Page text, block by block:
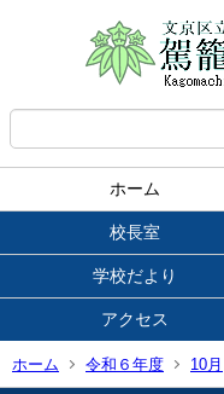
ホーム
校長室
学校だより
アクセス
ホーム 令和６年度 10月